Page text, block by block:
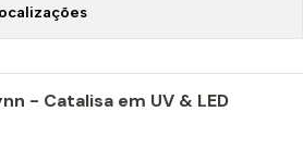
- Catalisa em UV & LED